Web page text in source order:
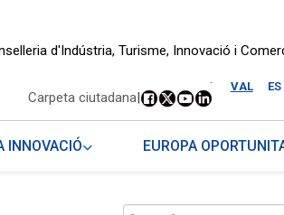
d'Indústria, Turisme, Innovació i
VAL ES
.
Carpeta ciutadana|
INNOVACIÓ EUROPA